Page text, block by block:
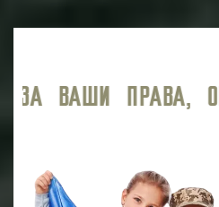
СОПРОВОЖДЕНИЯ.